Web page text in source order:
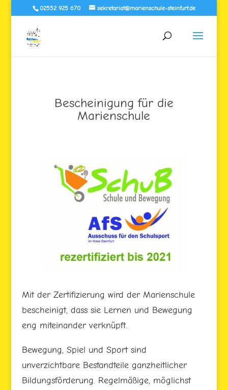
02552 925 670 sekretariat@marienschule-steinfurt.de
Bescheinigung für die
Marienschule
Mit der Zertifizierung wird der Marienschule
bescheinigt, dass sie Lernen und Bewegung
eng miteinander verknüpft.
Bewegung, Spiel und Sport sind
unverzichtbare Bestandteile ganzheitlicher
Bildungsförderung. Regelmäßige, möglichst